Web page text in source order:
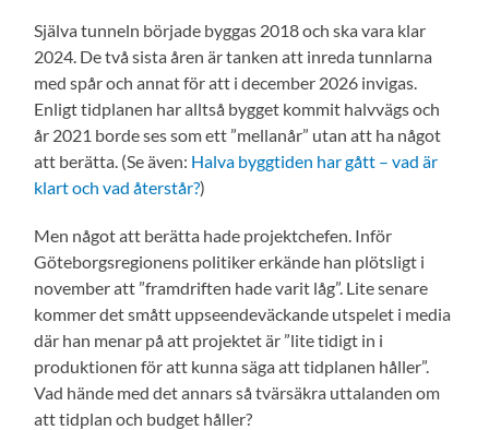
Själva tunneln började byggas 2018 och ska vara klar
2024. De två sista åren är tanken att inreda tunnlarna
med spår och annat för att i december 2026 invigas.
Enligt tidplanen har alltså bygget kommit halvvägs och
år 2021 borde ses som ett ”mellanår” utan att ha något
att berätta. (Se även: Halva byggtiden har gått – vad är
klart och vad återstår?)
Men något att berätta hade projektchefen. Inför
Göteborgsregionens politiker erkände han plötsligt i
november att ”framdriften hade varit låg”. Lite senare
kommer det smått uppseendeväckande utspelet i media
där han menar på att projektet är ”lite tidigt in i
produktionen för att kunna säga att tidplanen håller”.
Vad hände med det annars så tvärsäkra uttalanden om
att tidplan och budget håller?